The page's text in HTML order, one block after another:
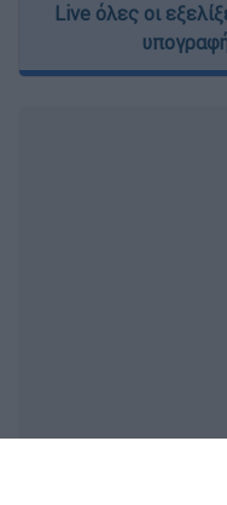
Live όλες οι